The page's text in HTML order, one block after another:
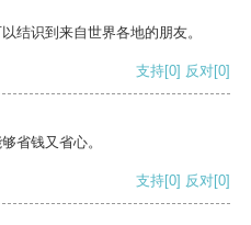
结识到来自世界各地的朋友。
支持[0] 反对[0]
省钱又省心。
支持[0] 反对[0]